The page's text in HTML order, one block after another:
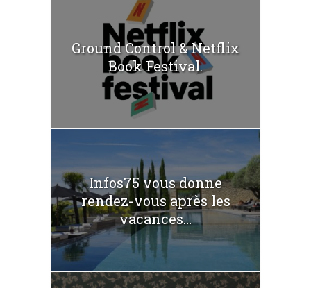
Ground Control & Netflix
Book Festival.
Infos75 vous donne
rendez-vous après les
vacances...